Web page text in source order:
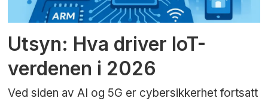
Utsyn: Hva driver IoT-
verdenen i 2026
Ved siden av AI og 5G er cybersikkerhet fortsatt